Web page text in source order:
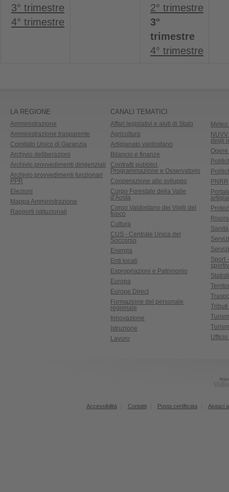
3° trimestre
4° trimestre
2° trimestre
3°
trimestre
4° trimestre
LA REGIONE
Amministrazione
Amministrazione trasparente
Comitato Unico di Garanzia
Archivio deliberazioni
Archivio provvedimenti dirigenziali
Archivio provvedimenti funzionari
PPR
Elezioni
Mappa Amministrazione
Rapporti istituzionali
CANALI TEMATICI
Affari legislativi e aiuti di Stato
Agricoltura
Artigianato valdostano
Bilancio e finanze
Contratti pubblici,
Programmazione e Osservatorio
Cooperazione allo sviluppo
Corpo Forestale della Valle
d'Aosta
Corpo Valdostano dei Vigili del
fuoco
Cultura
CUS - Centrale Unica del
Soccorso
Energia
Enti locali
Espropriazioni e Patrimonio
Europa
Europe Direct
Formazione del personale
regionale
Innovazione
Istruzione
Lavoro
degli
PNRR
Sanità
Sport
Accessibilità Contatti Posta certificata Aiutaci